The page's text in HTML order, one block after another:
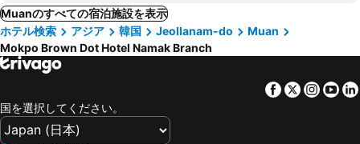
Muanのすべての宿泊施設を表示
ホテル検索
アジア 韓国 Jeollanam-do
Muan
Mokpo Brown Dot Hotel Namak Branch
Facebook
Twitter
国を選択してください。